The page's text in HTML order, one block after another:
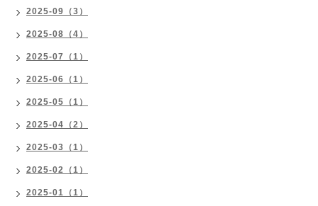
2025-09（3）
2025-08（4）
2025-07（1）
2025-06（1）
2025-05（1）
2025-04（2）
2025-03（1）
2025-02（1）
2025-01（1）